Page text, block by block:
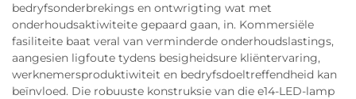
bedryfsonderbrekings en ontwrigting wat met
onderhoudsaktiwiteite gepaard gaan, in. Kommersiële
fasiliteite baat veral van verminderde onderhoudslastings,
aangesien ligfoute tydens besigheidsure kliëntervaring,
werknemersproduktiwiteit en bedryfsdoeltreffendheid kan
beïnvloed. Die robuuste konstruksie van die e14-LED-lamp